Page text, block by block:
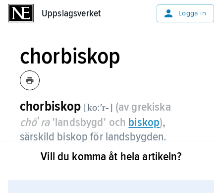
Uppslagsverket Logga in
chorbiskop
chorbiskop [ko:ʹr-] (av grekiska
chōʹra’landsbygd’ och biskop),
särskild biskop för landsbygden.
Chorbiskopar inrättades när kristendomen
Vill du komma åt hela artikeln?